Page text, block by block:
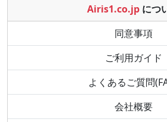
Airis1.co.jp につ
同意事項
ご利用ガイド
よくあるご質問
会社概要